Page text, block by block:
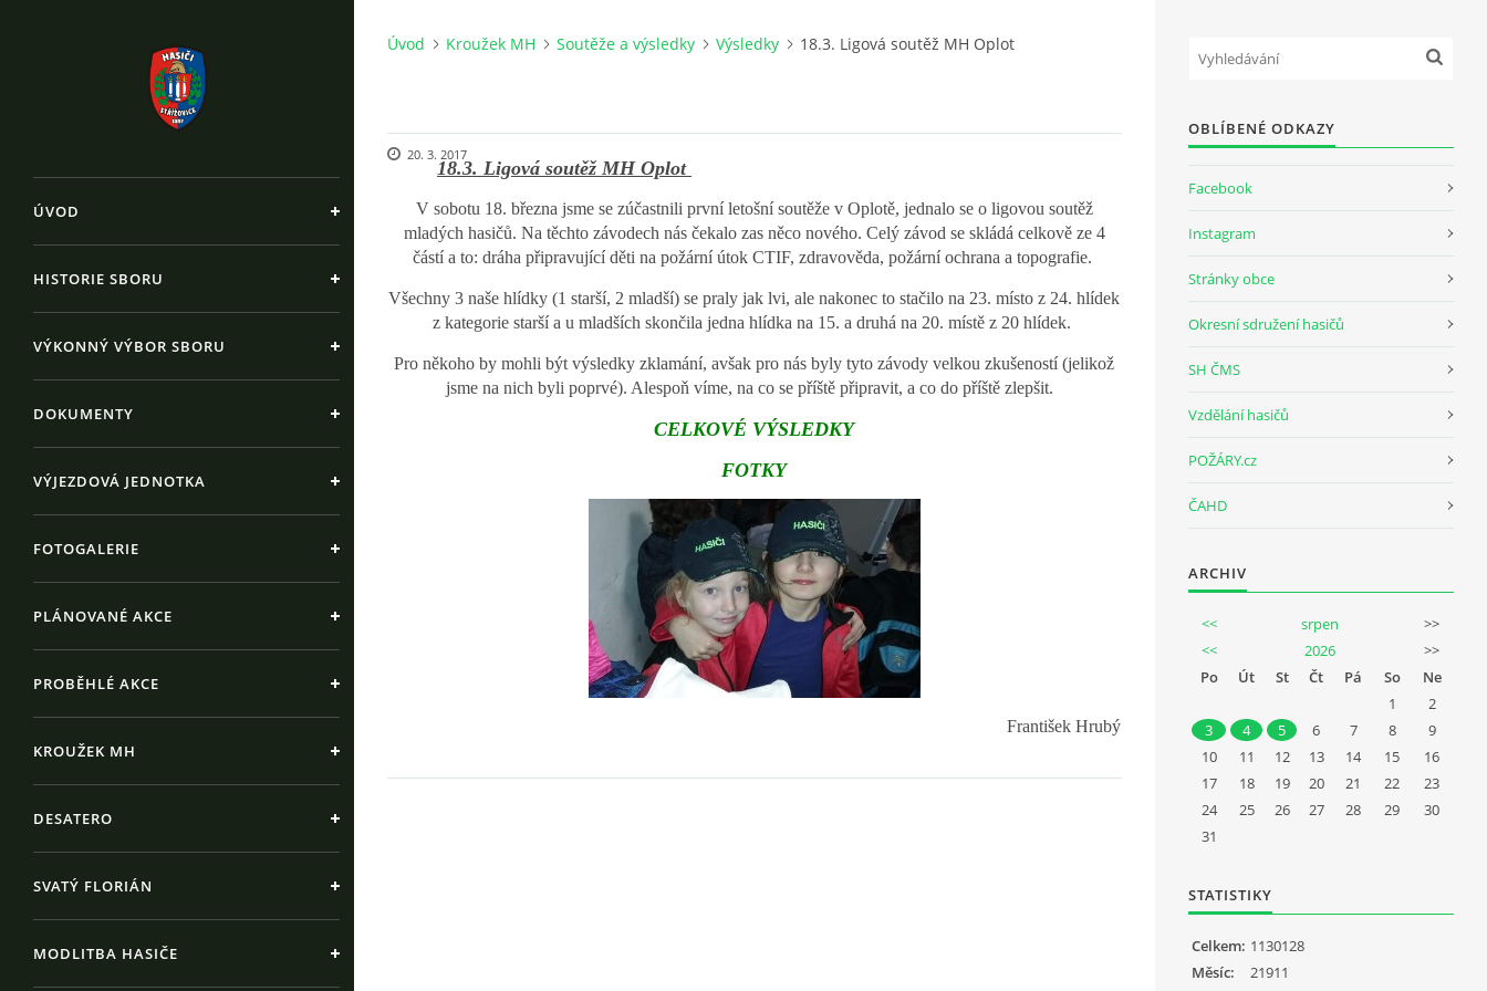
ÚVOD
HISTORIE SBORU
VÝKONNÝ VÝBOR SBORU
DOKUMENTY
VÝJEZDOVÁ JEDNOTKA
FOTOGALERIE
PLÁNOVANÉ AKCE
PROBĚHLÉ AKCE
KROUŽEK MH
DESATERO
SVATÝ FLORIÁN
MODLITBA HASIČE
Úvod Kroužek MH Soutěže a výsledky Výsledky 18.3. Ligová soutěž MH Oplot
20. 3. 2017
18.3. Ligová soutěž MH Oplot
V sobotu 18. března jsme se zúčastnili první letošní soutěže v Oplotě, jednalo se o ligovou soutěž
mladých hasičů. Na těchto závodech nás čekalo zas něco nového. Celý závod se skládá celkově ze 4
částí a to: dráha připravující děti na požární útok CTIF, zdravověda, požární ochrana a topografie.
Všechny 3 naše hlídky (1 starší, 2 mladší) se praly jak lvi, ale nakonec to stačilo na 23. místo z 24. hlídek
z kategorie starší a u mladších skončila jedna hlídka na 15. a druhá na 20. místě z 20 hlídek.
Pro někoho by mohli být výsledky zklamání, avšak pro nás byly tyto závody velkou zkušeností (jelikož
jsme na nich byli poprvé). Alespoň víme, na co se příště připravit, a co do příště zlepšit.
CELKOVÉ VÝSLEDKY
FOTKY
František Hrubý
OBLÍBENÉ ODKAZY
Facebook
Instagram
Stránky obce
Okresní sdružení hasičů
SH ČMS
Vzdělání hasičů
POŽÁRY.cz
ČAHD
ARCHIV
<< srpen
>>
<<
2026
>>
Po
Út St Čt Pá So
Ne
1
2
3
4 5 6 7 8
9
10
11 12 13 14 15
16
17
18 19 20 21 22
23
24
25 26 27 28 29
30
31
STATISTIKY
Celkem: 1130128
Měsíc:
21911